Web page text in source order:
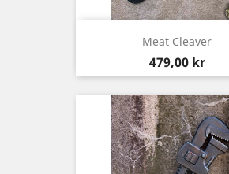
Meat Cleaver
Pris
479,00 kr